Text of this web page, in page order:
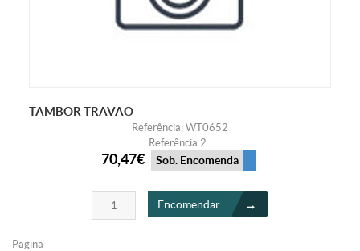
TAMBOR TRAVAO
Referência: WT0652
Referência 2 :
70,47€ Sob. Encomenda
Encomendar
Pagina